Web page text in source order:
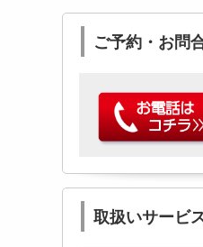
ご予約・お問
取扱いサービ